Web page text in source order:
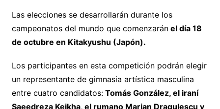
Las elecciones se desarrollarán durante los
campeonatos del mundo que comenzaránel día 18
de octubre en Kitakyushu (Japón).
Los participantes en esta competición podrán elegir
un representante de gimnasia artística masculina
entre cuatro candidatos:Tomás González, el iraní
Saeedreza Keikha, el rumano Marian Dragulescu y